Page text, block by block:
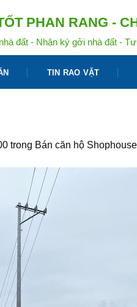
PHAN RANG -
đất - Nhận ký gởi nhà đất -
TIN RAO VẶT
trong Bán căn hộ